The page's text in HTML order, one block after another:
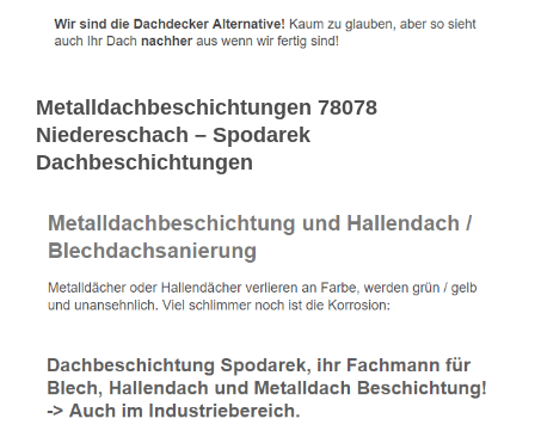
Metalldachbeschichtungen 78078
Niedereschach – Spodarek
Dachbeschichtungen